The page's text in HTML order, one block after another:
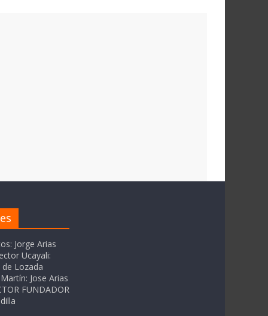
Jorge Arias
Ucayali:
Lozada
Jose Arias
FUNDADOR